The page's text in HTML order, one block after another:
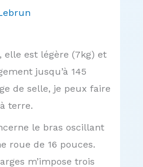
elle est légère (7kg) et
jusqu’à 145
de selle, je peux faire
terre.
le bras oscillant
roue de 16 pouces.
m’impose trois